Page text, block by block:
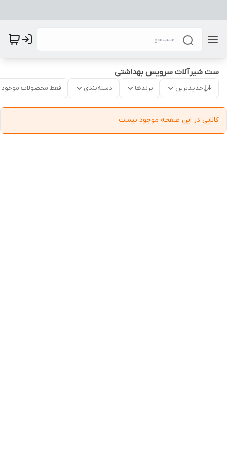
ست شیرآلات سرویس بهداشتی
جدیدترین برندها دسته‌بندی فقط محصولات موجود
کالایی در این صفحه موجود نیست